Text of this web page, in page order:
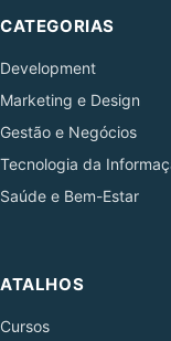
CATEGORIAS
Development
Marketing e Design
Gestão e Negócios
Tecnologia da
Saúde e Bem-Estar
ATALHOS
Cursos